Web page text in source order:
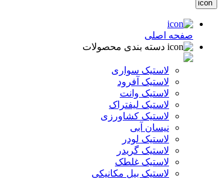
صفحه اصلی
دسته بندی محصولات
لاستیک سواری
لاستیک آفرود
لاستیک وانت
لاستیک لیفتراک
لاستیک کشاورزی
نیسان آبی
لاستیک لودر
لاستیک گریدر
لاستیک غلطک
لاستیک بیل مکانیکی